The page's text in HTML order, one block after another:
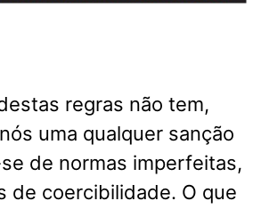
regras não tem,
uma qualquer sanção
de normas imperfeitas,
de coercibilidade. O que